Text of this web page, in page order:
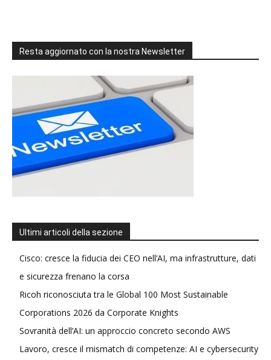
Resta aggiornato con la nostra Newsletter
Ultimi articoli della sezione
Cisco: cresce la fiducia dei CEO nell’AI, ma infrastrutture, dati
e sicurezza frenano la corsa
Ricoh riconosciuta tra le Global 100 Most Sustainable
Corporations 2026 da Corporate Knights
Sovranità dell’AI: un approccio concreto secondo AWS
Lavoro, cresce il mismatch di competenze: AI e cybersecurity